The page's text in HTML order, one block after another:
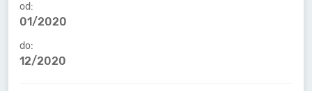
od:
01/2020
do:
12/2020